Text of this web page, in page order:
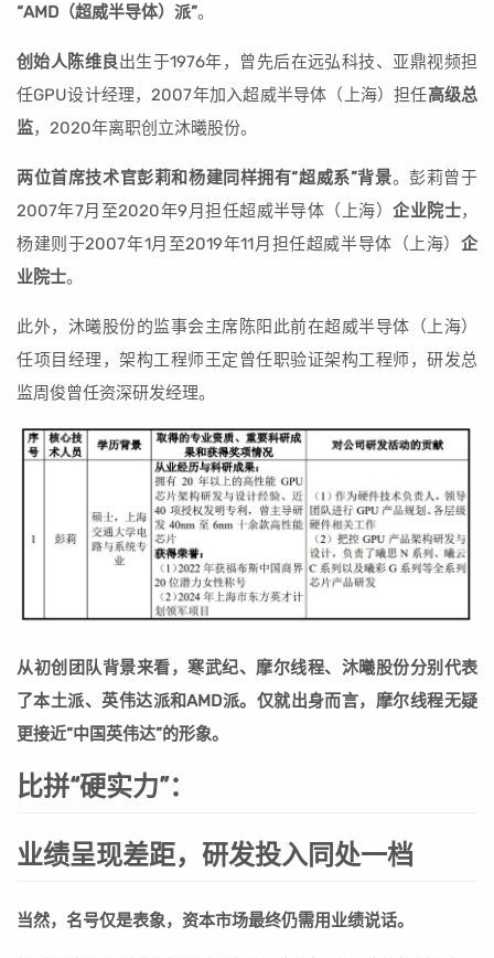
“AMD（超威半导体）派”。
创始人陈维良出生于1976年，曾先后在远弘科技、亚鼎视频担
任GPU设计经理，2007年加入超威半导体（上海）担任高级总
监，2020年离职创立沐曦股份。
两位首席技术官彭莉和杨建同样拥有“超威系”背景。彭莉曾于
2007年7月至2020年9月担任超威半导体（上海）企业院士，
杨建则于2007年1月至2019年11月担任超威半导体（上海） 企
业院士。
此外，沐曦股份的监事会主席陈阳此前在超威半导体（上海）
任项目经理，架构工程师王定曾任职验证架构工程师，研发总
监周俊曾任资深研发经理。
从初创团队背景来看，寒武纪、摩尔线程、沐曦股份分别代表
了本土派、英伟达派和AMD派。仅就出身而言，摩尔线程无疑
更接近“中国英伟达”的形象。
比拼“硬实力”：
业绩呈现差距，研发投入同处一档
当然，名号仅是表象，资本市场最终仍需用业绩说话。